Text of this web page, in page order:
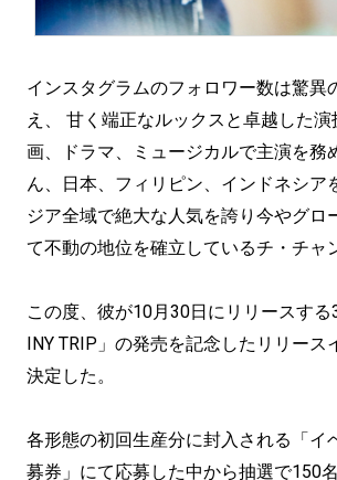
インスタグラムのフォロワー数は驚異
え、 甘く端正なルックスと卓越した
画、ドラマ、ミュージカルで主演を務
ん、日本、フィリピン、インドネシア
ジア全域で絶大な人気を誇り今やグロ
て不動の地位を確立しているチ・チャ
この度、彼が10月30日にリリースす
INY TRIP」の発売を記念したリリース
決定した。
各形態の初回生産分に封入される「イ
募券」にて応募した中から抽選で150